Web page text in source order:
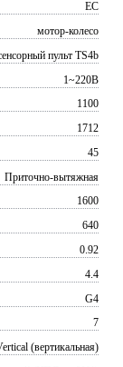
EC
мотор-колесо
пульт TS4b
1~220В
1100
1712
45
Приточно-вытяжная
1600
640
0.92
4.4
G4
7
(вертикальная)